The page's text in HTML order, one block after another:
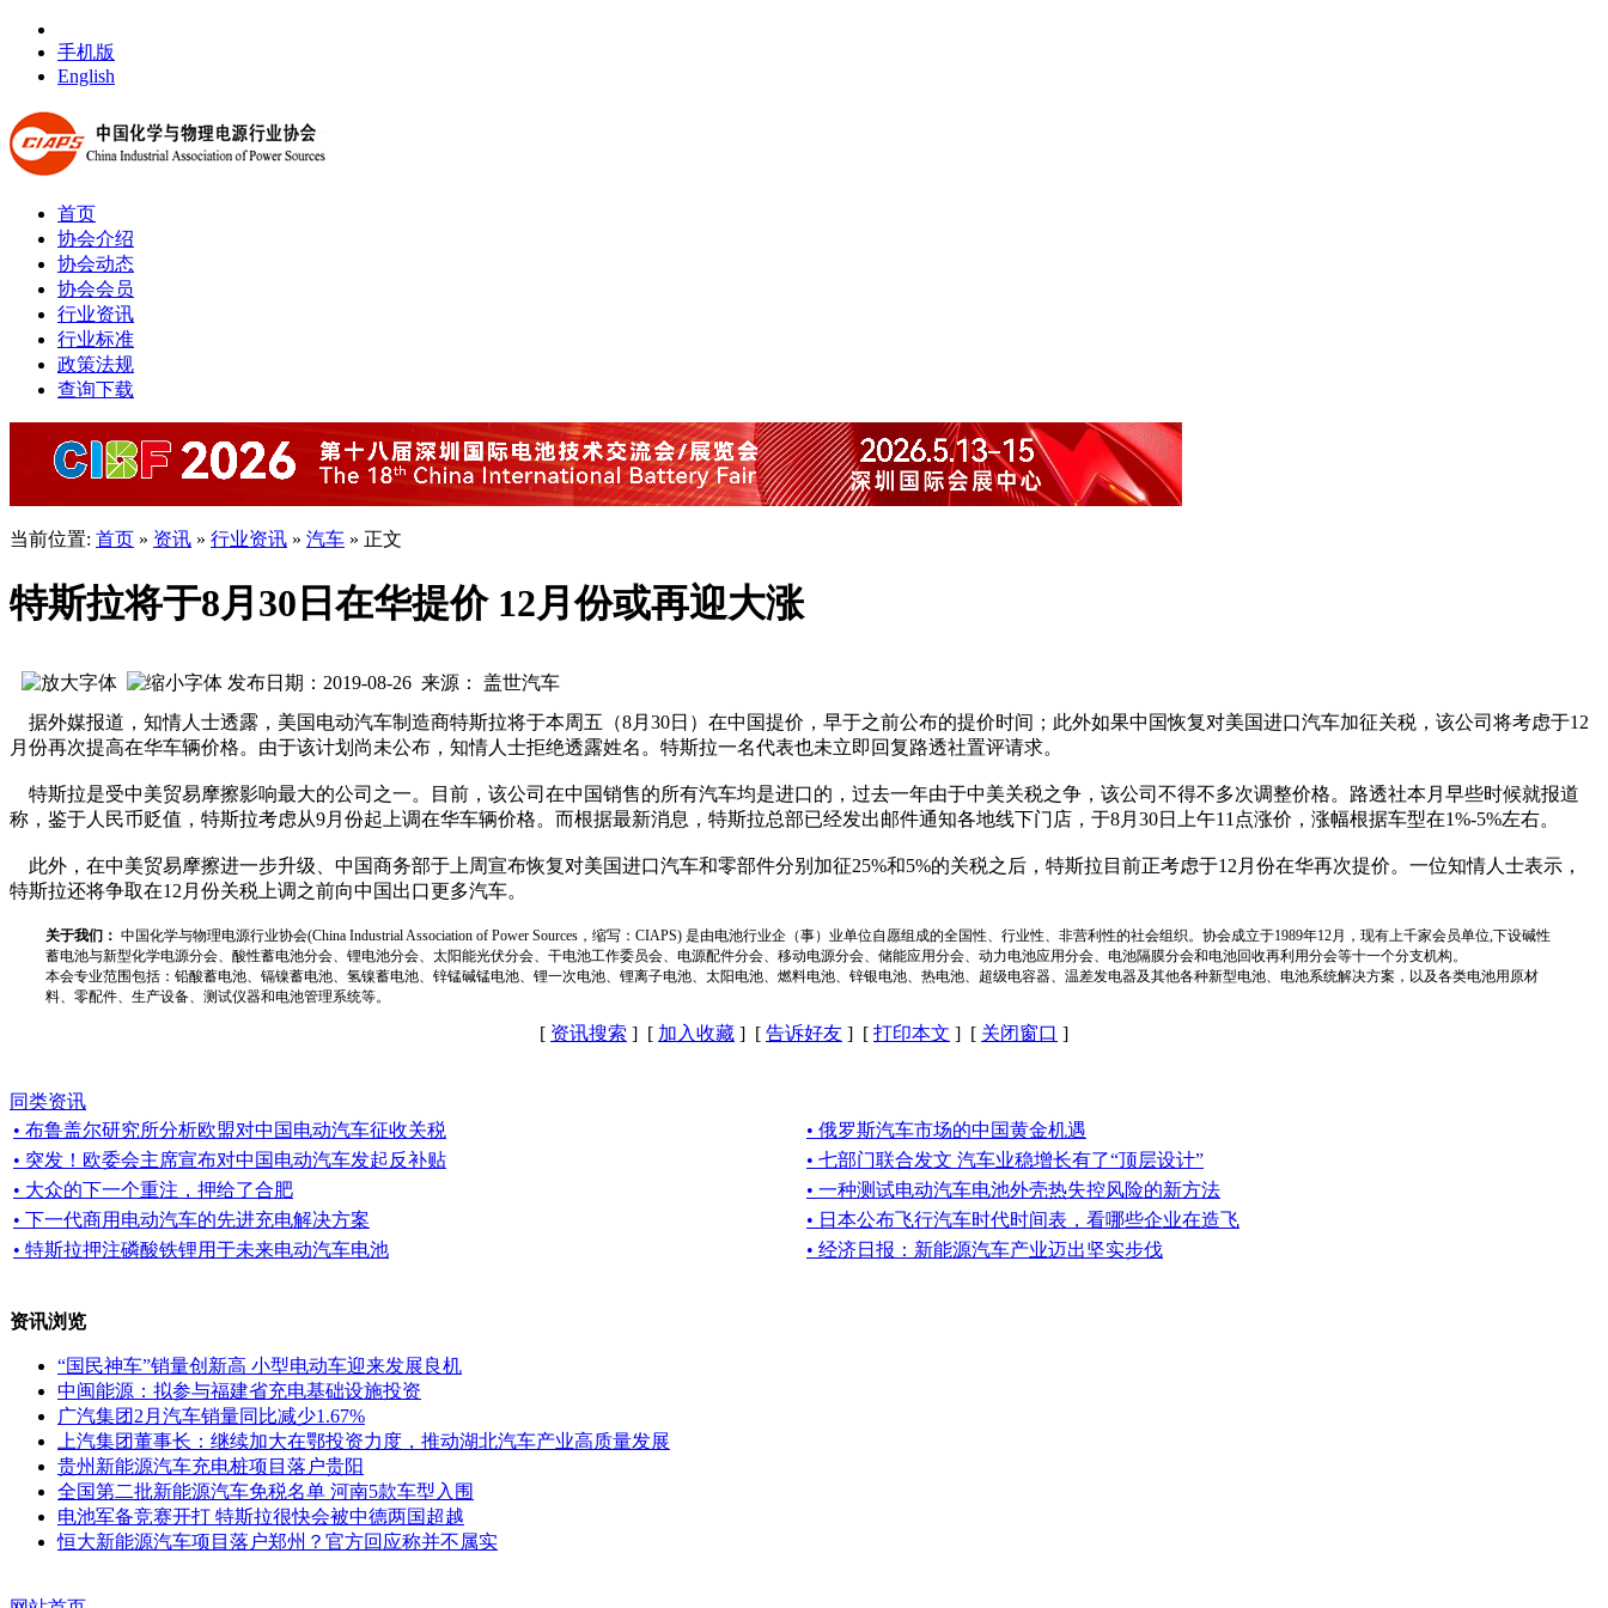
手机版
English
首页
协会介绍
协会动态
协会会员
行业资讯
行业标准
政策法规
查询下载
当前位置: 首页 » 资讯 » 行业资讯 » 汽车 » 正文
特斯拉将于8月30日在华提价 12月份或再迎大涨
发布日期：2019-08-26 来源： 盖世汽车
据外媒报道，知情人士透露，美国电动汽车制造商特斯拉将于本周五（8月30日）在中国提价，早于之前公布的提价时间；此外如果中国恢复对美国进口汽车加征关税，该公司将考虑于12
月份再次提高在华车辆价格。由于该计划尚未公布，知情人士拒绝透露姓名。特斯拉一名代表也未立即回复路透社置评请求。
特斯拉是受中美贸易摩擦影响最大的公司之一。目前，该公司在中国销售的所有汽车均是进口的，过去一年由于中美关税之争，该公司不得不多次调整价格。路透社本月早些时候就报道
称，鉴于人民币贬值，特斯拉考虑从9月份起上调在华车辆价格。而根据最新消息，特斯拉总部已经发出邮件通知各地线下门店，于8月30日上午11点涨价，涨幅根据车型在1%-5%左右。
此外，在中美贸易摩擦进一步升级、中国商务部于上周宣布恢复对美国进口汽车和零部件分别加征25%和5%的关税之后，特斯拉目前正考虑于12月份在华再次提价。一位知情人士表示，
特斯拉还将争取在12月份关税上调之前向中国出口更多汽车。
关于我们： 中国化学与物理电源行业协会(China Industrial Association of Power Sources，缩写：CIAPS) 是由电池行业企（事）业单位自愿组成的全国性、行业性、非营利性的社会组织。协会成立于1989年12月，现有上千家会员单位,下设碱性
蓄电池与新型化学电源分会、酸性蓄电池分会、锂电池分会、太阳能光伏分会、干电池工作委员会、电源配件分会、移动电源分会、储能应用分会、动力电池应用分会、电池隔膜分会和电池回收再利用分会等十一个分支机构。
本会专业范围包括：铅酸蓄电池、镉镍蓄电池、氢镍蓄电池、锌锰碱锰电池、锂一次电池、锂离子电池、太阳电池、燃料电池、锌银电池、热电池、超级电容器、温差发电器及其他各种新型电池、电池系统解决方案，以及各类电池用原材
料、零配件、生产设备、测试仪器和电池管理系统等。
[ 资讯搜索 ] [ 加入收藏 ] [ 告诉好友 ] [ 打印本文 ] [ 关闭窗口 ]
同类资讯
• 布鲁盖尔研究所分析欧盟对中国电动汽车征收关税
• 俄罗斯汽车市场的中国黄金机遇
• 突发！欧委会主席宣布对中国电动汽车发起反补贴
• 七部门联合发文 汽车业稳增长有了“顶层设计”
• 大众的下一个重注，押给了合肥
• 一种测试电动汽车电池外壳热失控风险的新方法
• 下一代商用电动汽车的先进充电解决方案
• 日本公布飞行汽车时代时间表，看哪些企业在造飞
• 特斯拉押注磷酸铁锂用于未来电动汽车电池
• 经济日报：新能源汽车产业迈出坚实步伐
资讯浏览
“国民神车”销量创新高 小型电动车迎来发展良机
中闽能源：拟参与福建省充电基础设施投资
广汽集团2月汽车销量同比减少1.67%
上汽集团董事长：继续加大在鄂投资力度，推动湖北汽车产业高质量发展
贵州新能源汽车充电桩项目落户贵阳
全国第二批新能源汽车免税名单 河南5款车型入围
电池军备竞赛开打 特斯拉很快会被中德两国超越
恒大新能源汽车项目落户郑州？官方回应称并不属实